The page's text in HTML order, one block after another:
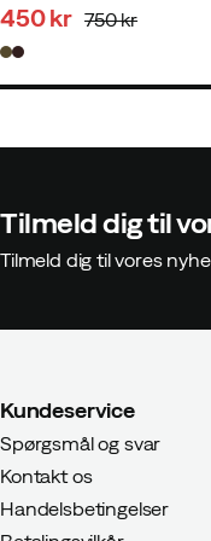
discounted
450 kr
original
750 kr
Tilmeld dig til
Tilmeld dig til vores
Kundeservice
Spørgsmål og svar
Kontakt os
Handelsbetingelser